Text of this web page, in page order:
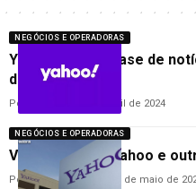
NEGÓCIOS E OPERADORAS
Yahoo compra base de
do Instagram
Por 2 de abril de 2024
NEGÓCIOS E OPERADORAS
Verizon vende Yahoo e
PorHemerson Brandão 3 de maio de